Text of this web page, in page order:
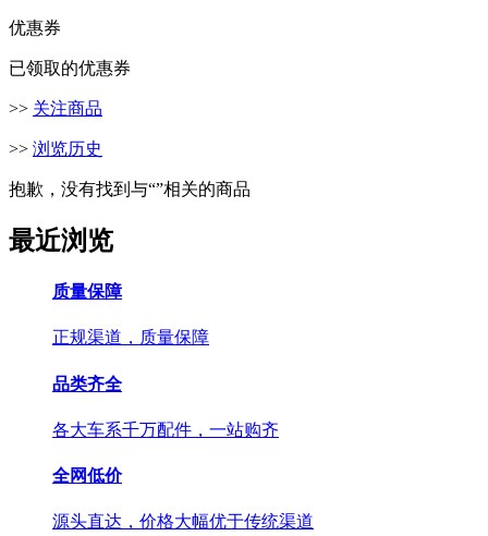
优惠券
已领取的优惠券
>> 关注商品
>> 浏览历史
抱歉，没有找到与“”相关的商品
最近浏览
质量保障
正规渠道，质量保障
品类齐全
各大车系千万配件，一站购齐
全网低价
源头直达，价格大幅优于传统渠道